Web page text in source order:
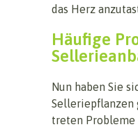
das Herz
Häufige
Nun haben Sie
Selleriepflanzen
treten Probleme